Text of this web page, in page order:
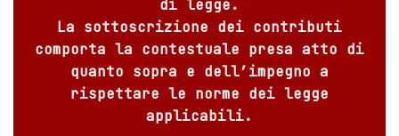
di legge.
La sottoscrizione dei contributi
comporta la contestuale presa atto di
quanto sopra e dell’impegno a
rispettare le norme dei legge
applicabili.